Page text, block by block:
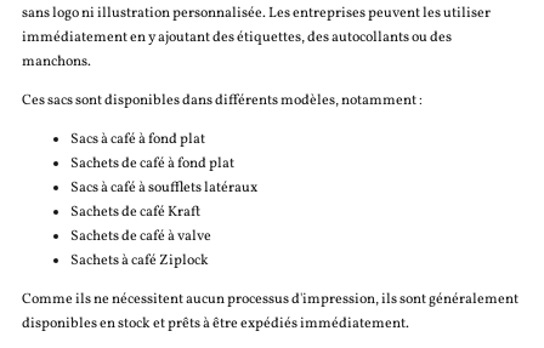
sans logo ni illustration personnalisée. Les entreprises peuvent les utiliser
immédiatement en y ajoutant des étiquettes, des autocollants ou des
manchons.
Ces sacs sont disponibles dans différents modèles, notamment :
Sacs à café à fond plat
Sachets de café à fond plat
Sacs à café à soufflets latéraux
Sachets de café Kraft
Sachets de café à valve
Sachets à café Ziplock
Comme ils ne nécessitent aucun processus d'impression, ils sont généralement
disponibles en stock et prêts à être expédiés immédiatement.